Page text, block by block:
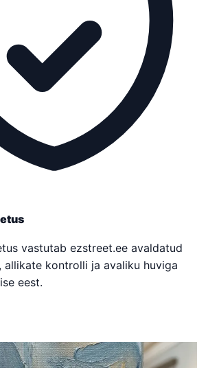
vastutab ezstreet.ee avaldatud
allikate kontrolli ja avaliku huviga
eest.